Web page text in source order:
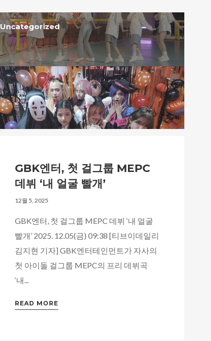
Uncategorized
GBK엔터, 첫 걸그룹 MEPC
데뷔 ‘내 얼굴 빨개’
12월 5, 2025
GBK엔터, 첫 걸그룹 MEPC 데뷔 ‘내 얼굴
빨개’ 2025. 12.05(금) 09:38 [티브이데일리
김지현 기자] GBK엔터테인먼트가 자사의
첫 아이돌 걸그룹 MEPC의 프리 데뷔곡
‘내...
READ MORE